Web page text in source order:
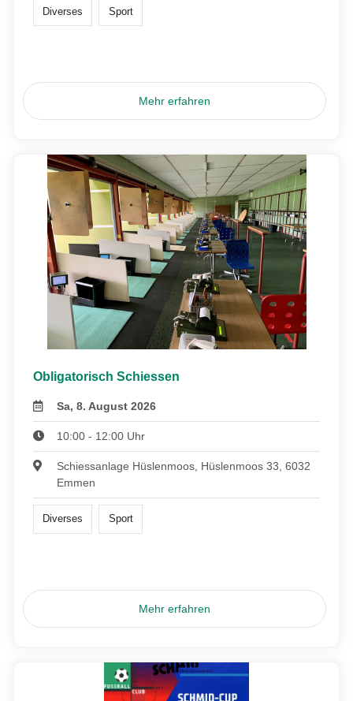
Diverses Sport
Mehr erfahren
Obligatorisch Schiessen
Sa, 8. August 2026
10:00 - 12:00 Uhr
Schiessanlage Hüslenmoos, Hüslenmoos 33, 6032
Emmen
Diverses Sport
Mehr erfahren